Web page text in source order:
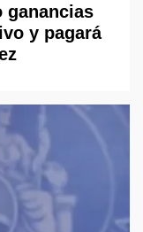
ganancias
y pagará